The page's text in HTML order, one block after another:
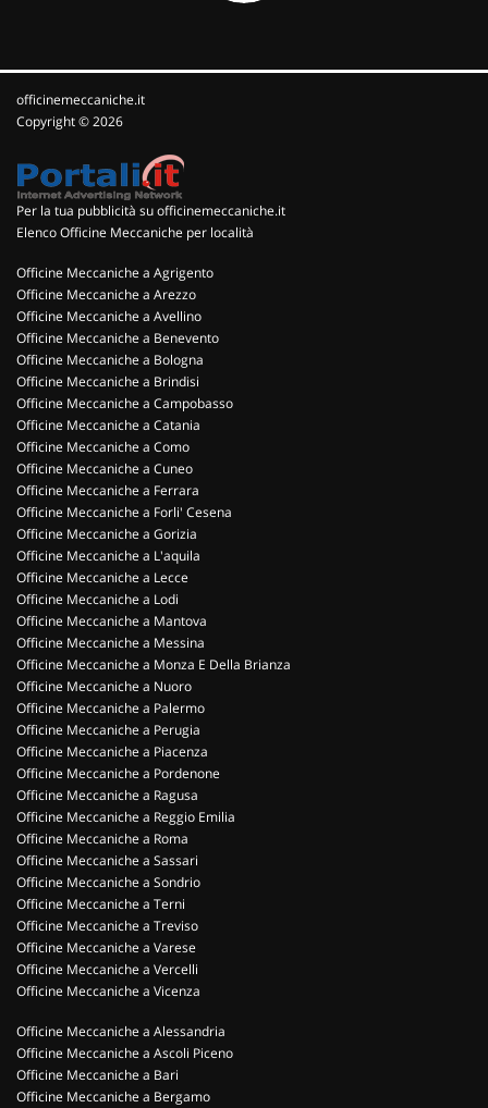
officinemeccaniche.it
Copyright © 2026
Per la tua pubblicità su officinemeccaniche.it
Elenco Officine Meccaniche per località
Officine Meccaniche a Agrigento
Officine Meccaniche a Arezzo
Officine Meccaniche a Avellino
Officine Meccaniche a Benevento
Officine Meccaniche a Bologna
Officine Meccaniche a Brindisi
Officine Meccaniche a Campobasso
Officine Meccaniche a Catania
Officine Meccaniche a Como
Officine Meccaniche a Cuneo
Officine Meccaniche a Ferrara
Officine Meccaniche a Forli' Cesena
Officine Meccaniche a Gorizia
Officine Meccaniche a L'aquila
Officine Meccaniche a Lecce
Officine Meccaniche a Lodi
Officine Meccaniche a Mantova
Officine Meccaniche a Messina
Officine Meccaniche a Monza E Della Brianza
Officine Meccaniche a Nuoro
Officine Meccaniche a Palermo
Officine Meccaniche a Perugia
Officine Meccaniche a Piacenza
Officine Meccaniche a Pordenone
Officine Meccaniche a Ragusa
Officine Meccaniche a Reggio Emilia
Officine Meccaniche a Roma
Officine Meccaniche a Sassari
Officine Meccaniche a Sondrio
Officine Meccaniche a Terni
Officine Meccaniche a Treviso
Officine Meccaniche a Varese
Officine Meccaniche a Vercelli
Officine Meccaniche a Vicenza
Officine Meccaniche a Alessandria
Officine Meccaniche a Ascoli Piceno
Officine Meccaniche a Bari
Officine Meccaniche a Bergamo